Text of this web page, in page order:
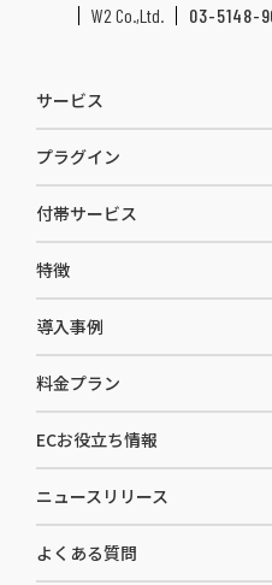
W2 Co.,Ltd. 03-5148-
サービス
W2 Commerce Repeat
W2 Commerce BtoB
W2 Commerce Asia
プラグイン
AI buddy
付帯サービス
EC運用構築支援・運用支援
カスタマーサクセス
セキュリティ
デザイン制作
コンサルティング
特徴
選ばれる理由
開発体制
導入事例
導入企業一覧
料金プラン
ECお役立ち情報
お役立ち資料
ニュースリリース
よくある質問